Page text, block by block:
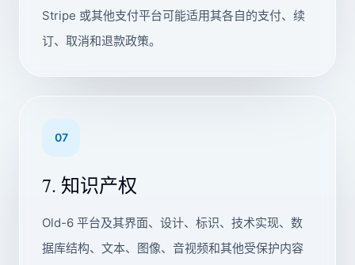
Stripe 或其他支付平台可能适用其各自的支付、续
订、取消和退款政策。
07
7. 知识产权
Old-6 平台及其界面、设计、标识、技术实现、数
据库结构、文本、图像、音视频和其他受保护内容